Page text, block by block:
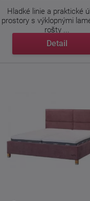
Hladké linie a praktické
prostory s výklopnými
rošty ...
Detail